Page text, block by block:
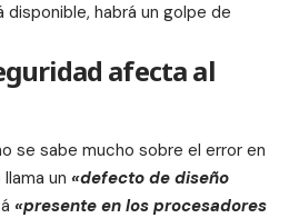
habrá un golpe de
afecta al
se sabe mucho sobre el error en
un «defecto de diseño
«presente en los procesadores